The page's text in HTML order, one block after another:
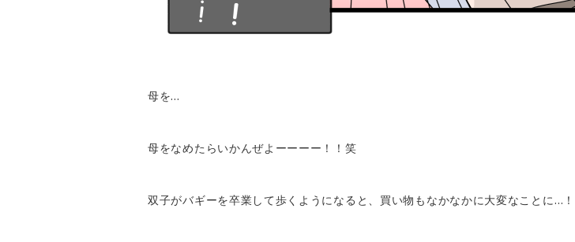
母を…
母をなめたらいかんぜよーーーー！！笑
双子がバギーを卒業して歩くようになると、買い物もなかなかに大変なことに…！